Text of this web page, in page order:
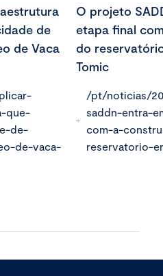
de
de Vaca
que-
de-
de-vaca-
O projeto
etapa final
do
Tomic
/pt/noticias/
saddn-entra-
com-a-
reservatorio-